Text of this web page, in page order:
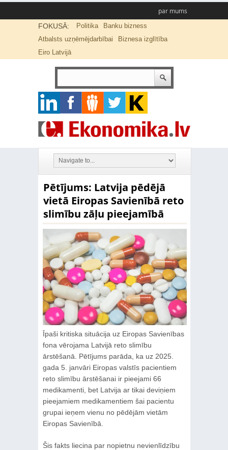
par mums
FOKUSĀ: Politika
Banku bizness
Atbalsts uzņēmējdarbībai
Biznesa izglītība
Eiro Latvijā
Pētījums: Latvija pēdējā
vietā Eiropas Savienībā reto
slimību zāļu pieejamībā
Īpaši kritiska situācija uz Eiropas Savienības
fona vērojama Latvijā reto slimību
ārstēšanā. Pētījums parāda, ka uz 2025.
gada 5. janvāri Eiropas valstīs pacientiem
reto slimību ārstēšanai ir pieejami 66
medikamenti, bet Latvija ar tikai deviņiem
pieejamiem medikamentiem šai pacientu
grupai ieņem vienu no pēdējām vietām
Eiropas Savienībā.
Šis fakts liecina par nopietnu nevienlīdzību